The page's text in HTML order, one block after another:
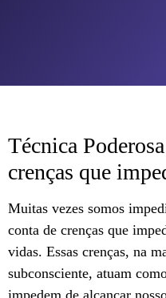
Técnica
crenças que
Muitas vezes somos
conta de crenças que
vidas. Essas crenças, na
subconsciente, atuam
impedem de alcançar